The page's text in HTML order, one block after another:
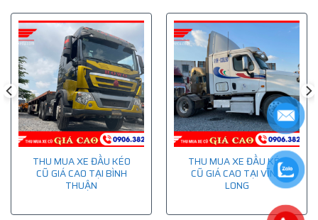
THU MUA XE ĐẦU KÉO
CŨ GIÁ CAO TẠI BÌNH
THUẬN
THU MUA XE ĐẦU KÉO
CŨ GIÁ CAO TẠI VĨNH
LONG